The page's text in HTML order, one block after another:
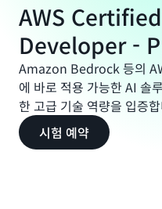
AWS
Developer -
Amazon Bedrock 등의
에 바로 적용 가능한 AI 솔
한 고급 기술 역량을 입증
시험 예약